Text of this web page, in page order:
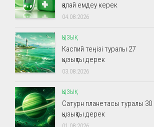
қалай емдеу керек
04.08.2026
ҚЫЗЫҚ
Каспий теңізі туралы 27
қызықты дерек
03.08.2026
ҚЫЗЫҚ
Сатурн планетасы туралы 30
қызықты дерек